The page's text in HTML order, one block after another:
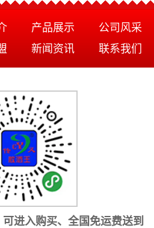
产品展示
公司风采
新闻资讯 联系我们
进入购买、全国免运费送到